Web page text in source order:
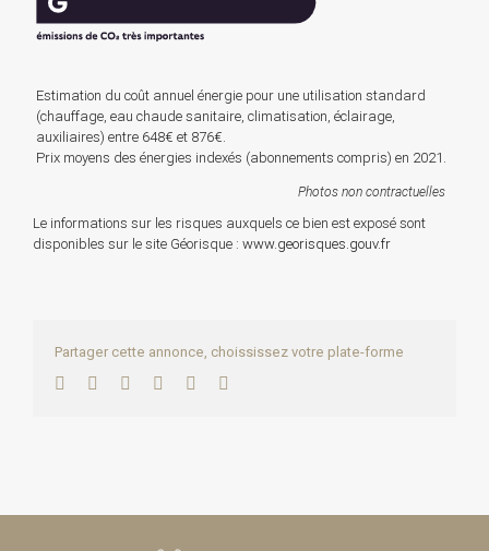
Estimation du coût annuel énergie pour une utilisation standard
(chauffage, eau chaude sanitaire, climatisation, éclairage,
auxiliaires) entre 648€ et 876€.
Prix moyens des énergies indexés (abonnements compris) en 2021.
Photos non contractuelles
Le informations sur les risques auxquels ce bien est exposé sont
disponibles sur le site Géorisque : www.georisques.gouv.fr
Partager cette annonce, choississez votre plate-forme
Facebook
TwitterLinkedInWhatsApp
Pinterest